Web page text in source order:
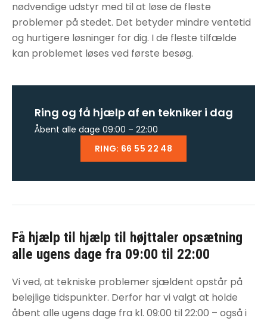
nødvendige udstyr med til at løse de fleste
problemer på stedet. Det betyder mindre ventetid
og hurtigere løsninger for dig. I de fleste tilfælde
kan problemet løses ved første besøg.
Ring og få hjælp af en tekniker i dag
Åbent alle dage 09:00 – 22:00
RING: 66 55 22 48
Få hjælp til
hjælp til højttaler opsætning
alle ugens dage fra 09:00 til 22:00
Vi ved, at tekniske problemer sjældent opstår på
belejlige tidspunkter. Derfor har vi valgt at holde
åbent alle ugens dage fra kl. 09:00 til 22:00 – også i